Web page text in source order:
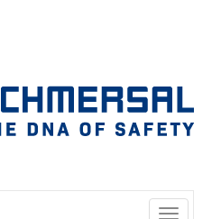
Toggle